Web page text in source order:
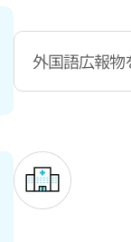
外国語広報物